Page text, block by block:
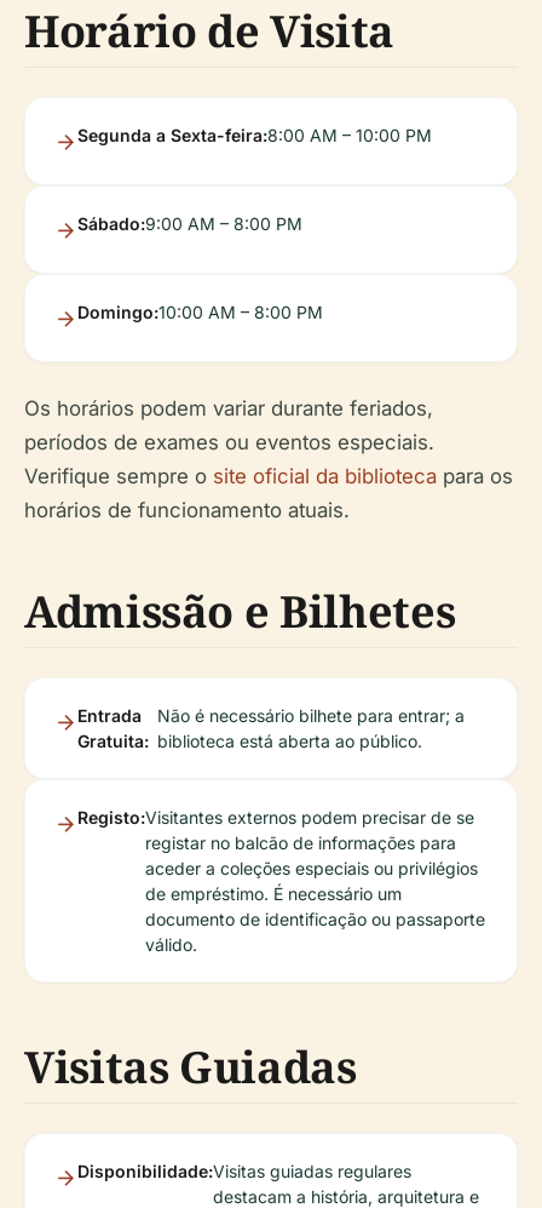
Horário de Visita
Segunda a Sexta-feira:8:00 AM – 10:00 PM
Sábado:9:00 AM – 8:00 PM
Domingo:10:00 AM – 8:00 PM
Os horários podem variar durante feriados,
períodos de exames ou eventos especiais.
Verifique sempre o site oficial da biblioteca para os
horários de funcionamento atuais.
Admissão e Bilhetes
Entrada
Gratuita:
Não é necessário bilhete para entrar; a
biblioteca está aberta ao público.
Registo:Visitantes externos podem precisar de se
registar no balcão de informações para
aceder a coleções especiais ou privilégios
de empréstimo. É necessário um
documento de identificação ou passaporte
válido.
Visitas Guiadas
Disponibilidade:Visitas guiadas regulares
destacam a história, arquitetura e